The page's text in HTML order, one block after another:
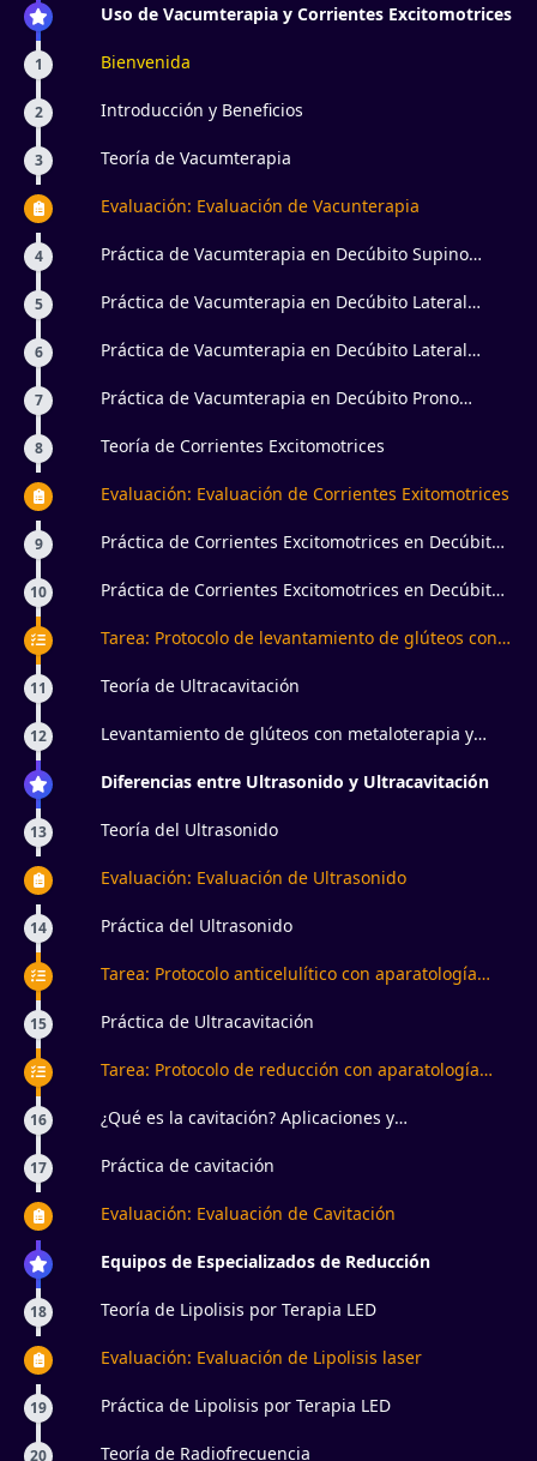
Uso de Vacumterapia y Corrientes Excitomotrices
1 Bienvenida
2 Introducción y Beneficios
3 Teoría de Vacumterapia
Evaluación: Evaluación de Vacunterapia
4
Práctica de Vacumterapia en Decúbito Supino
5
Práctica de Vacumterapia en Decúbito Lateral
6
Práctica de Vacumterapia en Decúbito Lateral
7
Práctica de Vacumterapia en Decúbito Prono
8 Teoría de Corrientes Excitomotrices
Evaluación: Evaluación de Corrientes Exitomotrices
9
Práctica de Corrientes Excitomotrices en Decúbito
10
Práctica de Corrientes Excitomotrices en Decúbito
Tarea: Protocolo de levantamiento de glúteos con
11 Teoría de Ultracavitación
12
Levantamiento de glúteos con metaloterapia y
Diferencias entre Ultrasonido y Ultracavitación
13 Teoría del Ultrasonido
Evaluación: Evaluación de Ultrasonido
14 Práctica del Ultrasonido
Tarea: Protocolo anticelulítico con aparatología
15 Práctica de Ultracavitación
Tarea: Protocolo de reducción con aparatología
16
¿Qué es la cavitación? Aplicaciones y
17 Práctica de cavitación
Evaluación: Evaluación de Cavitación
Equipos de Especializados de Reducción
18 Teoría de Lipolisis por Terapia LED
Evaluación: Evaluación de Lipolisis laser
19 Práctica de Lipolisis por Terapia LED
20 Teoría de Radiofrecuencia